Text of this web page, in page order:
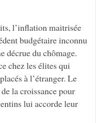
l’inflation maitrisée
budgétaire inconnu
décrue du chômage.
chez les élites qui
à l’étranger. Le
la croissance pour
lui accorde leur